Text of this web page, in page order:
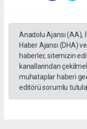
Anadolu Ajansı (AA),
Haber Ajansı (DHA)
haberler, sitemizin
kanallarından
muhataplar haberi
editörü sorumlu